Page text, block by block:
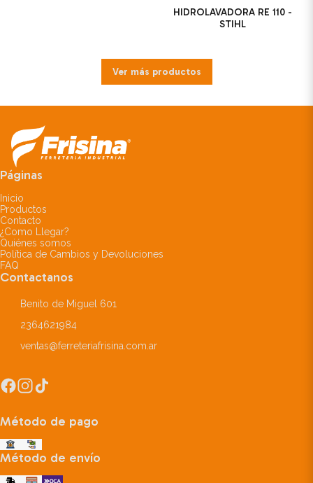
HIDROLAVADORA RE 110 -
STIHL
Ver más productos
Páginas
Inicio
Productos
Contacto
¿Como Llegar?
Quiénes somos
Política de Cambios y Devoluciones
FAQ
Contactanos
Benito de Miguel 601
2364621984
ventas@ferreteriafrisina.com.ar
Método de pago
Método de envío